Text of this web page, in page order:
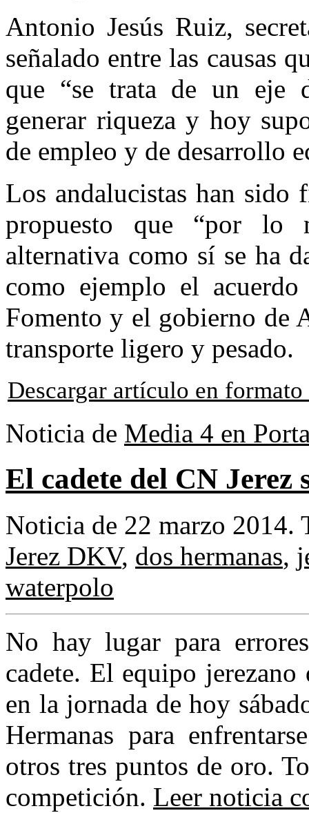
Antonio Jesús Ruiz,
señalado entre las causas
que “se trata de un eje
generar riqueza y hoy
de empleo y de desarrollo
Los andalucistas han
propuesto que “por lo
alternativa como sí se ha
como ejemplo el
Fomento y el gobierno de
transporte ligero y pesado.
Descargar artículo en formato
Noticia de Media 4 en
El cadete del CN Jerez
Noticia de 22 marzo 2014.
Jerez DKV, dos hermanas,
waterpolo
No hay lugar para
cadete. El equipo
en la jornada de hoy
Hermanas para
otros tres puntos de oro.
competición. Leer noticia